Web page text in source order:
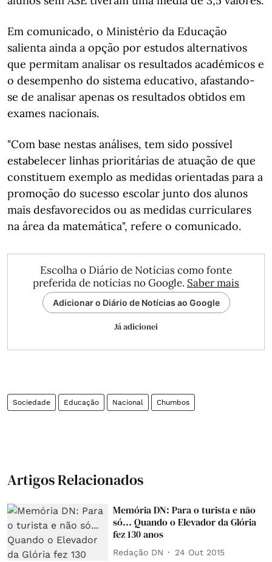
Em comunicado, o Ministério da Educação
salienta ainda a opção por estudos alternativos
que permitam analisar os resultados académicos e
o desempenho do sistema educativo, afastando-
se de analisar apenas os resultados obtidos em
exames nacionais.
"Com base nestas análises, tem sido possível
estabelecer linhas prioritárias de atuação de que
constituem exemplo as medidas orientadas para a
promoção do sucesso escolar junto dos alunos
mais desfavorecidos ou as medidas curriculares
na área da matemática", refere o comunicado.
Escolha o Diário de Notícias como fonte
preferida de notícias no Google. Saber mais
Adicionar o Diário de Notícias ao Google
Já adicionei
Sociedade Educação Nacional Chumbos
Artigos Relacionados
Memória DN: Para o turista e não
só... Quando o Elevador da Glória
fez 130 anos
Redação DN 24 Out 2015